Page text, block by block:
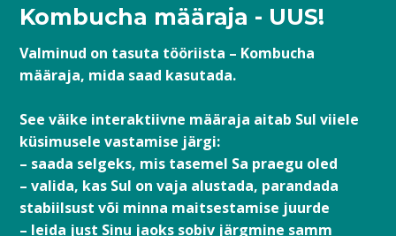
Kombucha määraja - UUS!
Valminud on tasuta tööriista – Kombucha
määraja, mida saad kasutada.
See väike interaktiivne määraja aitab Sul viiele
küsimusele vastamise järgi:
– saada selgeks, mis tasemel Sa praegu oled
– valida, kas Sul on vaja alustada, parandada
stabiilsust või minna maitsestamise juurde
– leida just Sinu jaoks sobiv järgmine samm